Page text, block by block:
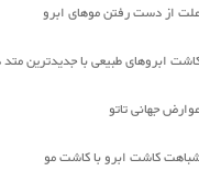
از دست رفتن موهای ابرو
ابروهای طبیعی با جدیدترین متد
جهانی تاتو
کاشت ابرو با کاشت مو